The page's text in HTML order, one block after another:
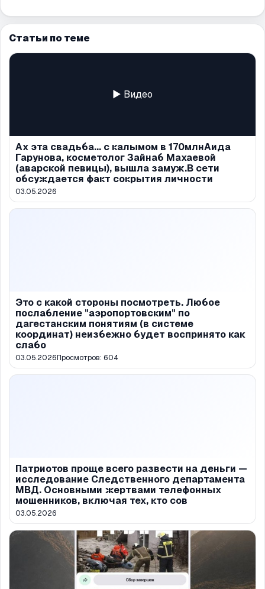
Статьи по теме
▶ Видео
Ах эта свадьба... с калымом в 170млнАида
Гарунова, косметолог Зайнаб Махаевой
(аварской певицы), вышла замуж.В сети
обсуждается факт сокрытия личности
03.05.2026
Это с какой стороны посмотреть. Любое
послабление "аэропортовским" по
дагестанским понятиям (в системе
координат) неизбежно будет воспринято как
слабо
03.05.2026Просмотров: 604
Патриотов проще всего развести на деньги —
исследование Следственного департамента
МВД. Основными жертвами телефонных
мошенников, включая тех, кто сов
03.05.2026